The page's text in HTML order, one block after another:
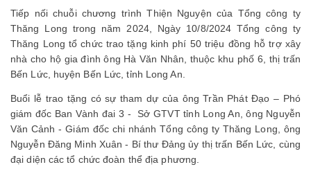
Tiếp nối chuỗi chương trình Thiện Nguyện của Tổng công ty
Thăng Long trong năm 2024, Ngày 10/8/2024 Tổng công ty
Thăng Long tổ chức trao tặng kinh phí 50 triệu đồng hỗ trợ xây
nhà cho hộ gia đình ông Hà Văn Nhân, thuộc khu phố 6, thị trấn
Bến Lức, huyện Bến Lức, tỉnh Long An.
Buổi lễ trao tặng có sự tham dự của ông Trần Phát Đạo – Phó
giám đốc Ban Vành đai 3 - Sở GTVT tỉnh Long An, ông Nguyễn
Văn Cảnh - Giám đốc chi nhánh Tổng công ty Thăng Long, ông
Nguyễn Đăng Minh Xuân - Bí thư Đảng ủy thị trấn Bến Lức, cùng
đại diện các tổ chức đoàn thể địa phương.